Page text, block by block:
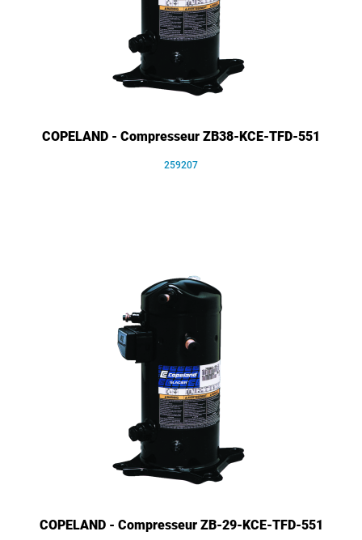
COPELAND - Compresseur ZB38-KCE-TFD-551
259207
COPELAND - Compresseur ZB-29-KCE-TFD-551